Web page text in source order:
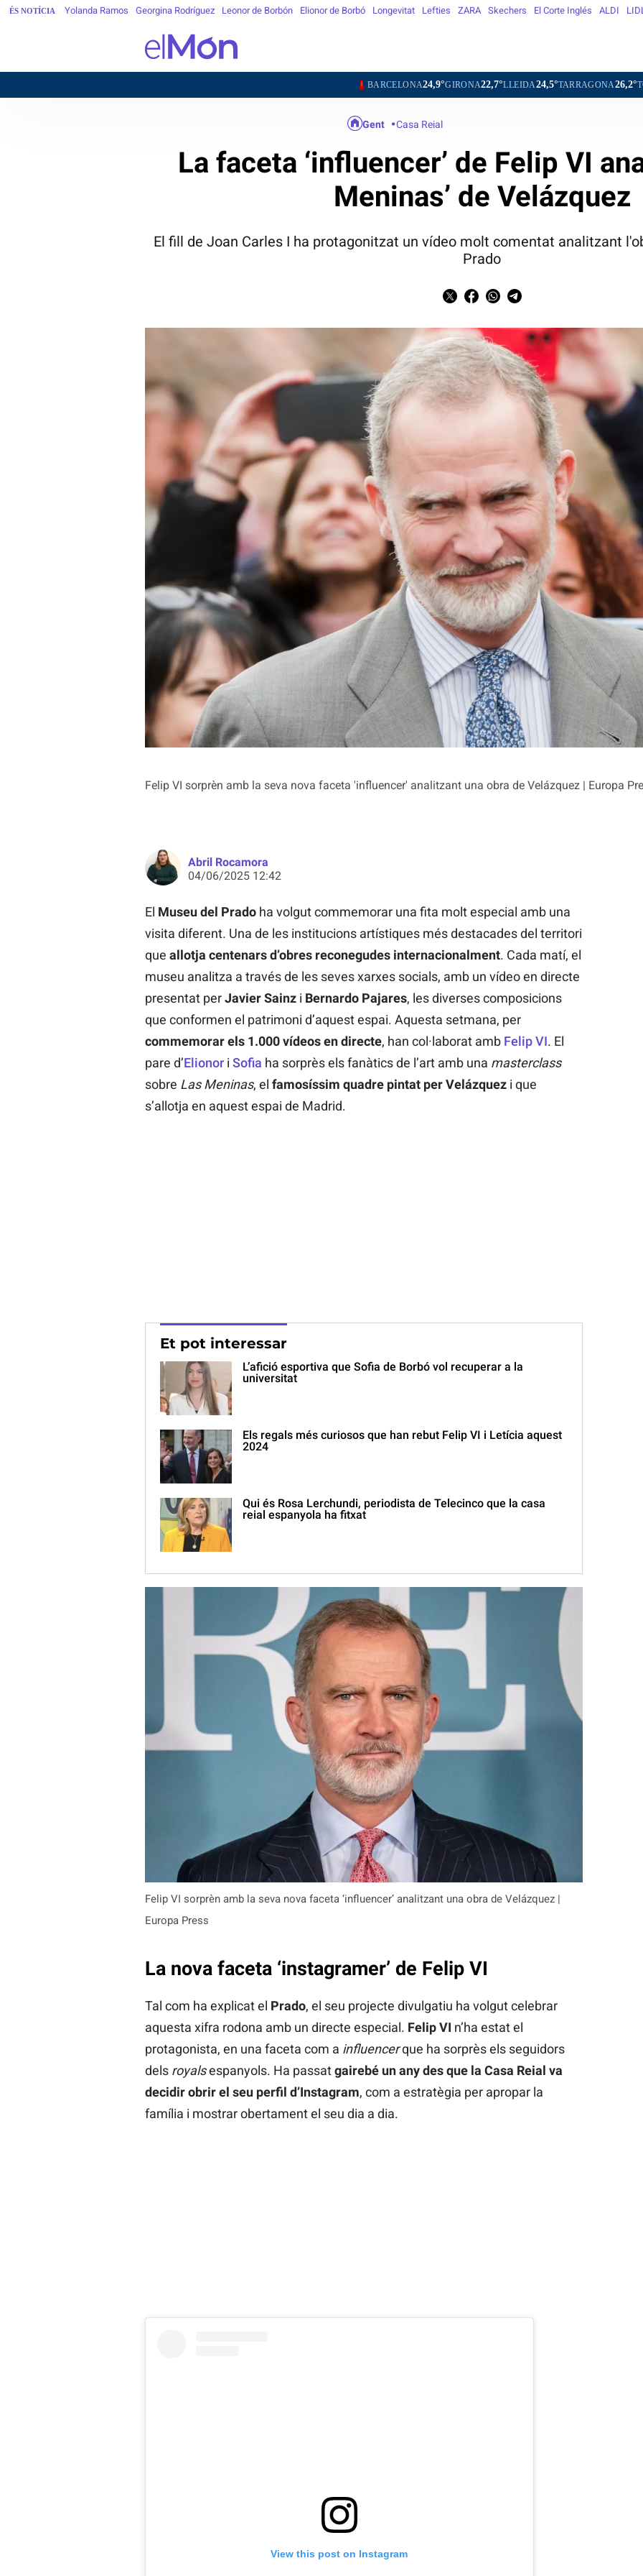
ÉS NOTÍCIA Yolanda Ramos Georgina Rodríguez Leonor de Borbón Elionor de Borbó Longevitat Lefties ZARA Skechers El Corte Inglés ALDI
24,9°GIRONA22,7°LLEIDA24,5°TARRAGONA26,2°TORTOSA25,7°
Felip VI sorprèn amb la seva nova faceta 'influencer' analitzant una obra de Velázquez | Europa
Gent Casa Reial
La faceta ‘influencer’ de Felip VI
Meninas’ de Velázquez
El fill de Joan Carles I ha protagonitzat un vídeo molt comentat analitzant
Prado
Abril Rocamora
04/06/2025 12:42
El Museu del Pradoha volgut commemorar una fita molt especial amb una
visita diferent. Una de les institucions artístiques més destacades del territori
que allotja centenars d’obres reconegudes internacionalment. Cada matí, el
museu analitza a través de les seves xarxes socials, amb un vídeo en directe
presentat perJavier Sainzi Bernardo Pajares, les diverses composicions
que conformen el patrimoni d’aquest espai. Aquesta setmana, per
commemorar els 1.000 vídeos en directe, han col·laborat amb Felip VI. El
pare d’Elionori Sofia ha sorprès els fanàtics de l’art amb una masterclass
sobre Las Meninas, el famosíssim quadre pintat per Velázquezi que
s’allotja en aquest espai de Madrid.
Et pot interessar
L’afició esportiva que Sofia de Borbó vol recuperar a la
universitat
Els regals més curiosos que han rebut Felip VI i Letícia aquest
2024
Qui és Rosa Lerchundi, periodista de Telecinco que la casa
reial espanyola ha fitxat
Felip VI sorprèn amb la seva nova faceta ‘influencer’ analitzant una obra de Velázquez |
Europa Press
La nova faceta ‘instagramer’ de Felip VI
Tal com ha explicat el Prado, el seu projecte divulgatiu ha volgut celebrar
aquesta xifra rodona amb un directe especial. Felip VI n’ha estat el
protagonista, en una faceta com a influencerque ha sorprès els seguidors
dels royalsespanyols. Ha passatgairebé un any des que la Casa Reial va
decidir obrir el seu perfil d’Instagram, com a estratègia per apropar la
família i mostrar obertament el seu dia a dia.
View this post on Instagram